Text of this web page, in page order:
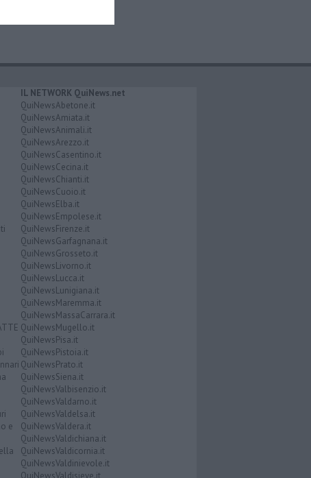
e
IL NETWORK QuiNews.net
QuiNewsAbetone.it
QuiNewsAmiata.it
QuiNewsAnimali.it
QuiNewsArezzo.it
QuiNewsCasentino.it
QuiNewsCecina.it
QuiNewsChianti.it
QuiNewsCuoio.it
QuiNewsElba.it
QuiNewsEmpolese.it
QuiNewsFirenze.it
QuiNewsGarfagnana.it
QuiNewsGrosseto.it
QuiNewsLivorno.it
QuiNewsLucca.it
QuiNewsLunigiana.it
QuiNewsMaremma.it
QuiNewsMassaCarrara.it
QuiNewsMugello.it
QuiNewsPisa.it
QuiNewsPistoia.it
QuiNewsPrato.it
QuiNewsSiena.it
QuiNewsValbisenzio.it
QuiNewsValdarno.it
QuiNewsValdelsa.it
QuiNewsValdera.it
QuiNewsValdichiana.it
QuiNewsValdicornia.it
QuiNewsValdinievole.it